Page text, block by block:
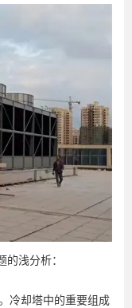
浅分析：
却塔中的重要组成